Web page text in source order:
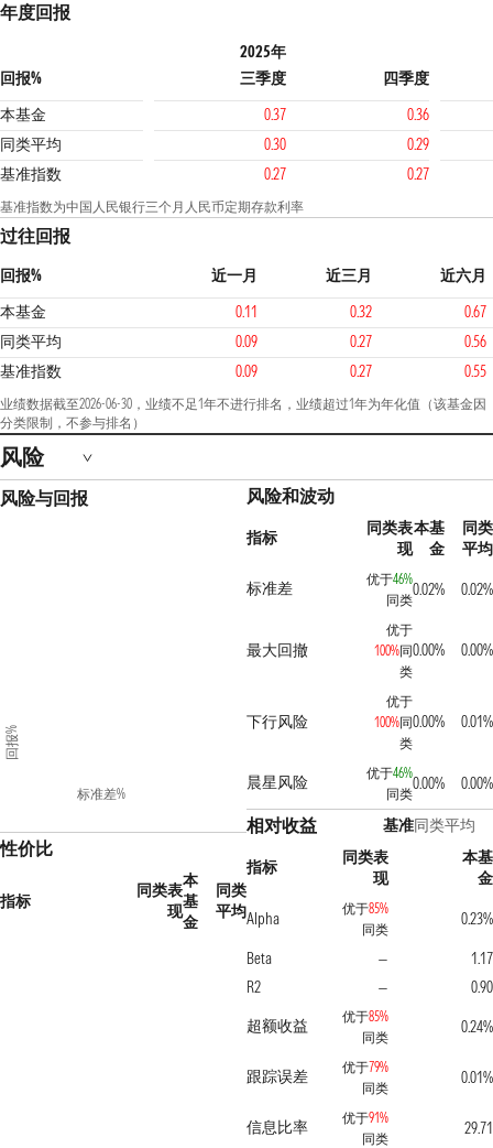
年度回报
回报%
2025年
三季度
四季度
本基金
0.37
0.36
同类平均
0.30
0.29
基准指数
0.27 0.27
基准指数为中国人民银行三个月人民币定期存款利率
过往回报
回报% 近一月 近三月
近六月
本基金
0.11 0.32
0.67
同类平均
0.09 0.27
0.56
基准指数
0.09 0.27 0.55
业绩数据截至2026-06-30，业绩不足1年不进行排名，业绩超过1年为年化值（该基金因
分类限制，不参与排名）
风险
风险与回报
标准差%
回报%
性价比
指标
同类表
现
本
基
金
同类
平均
风险和波动
指标
同类表
现
本基
金
同类
平均
标准差
优于46%
同类
0.02% 0.02%
最大回撤
优于
100%同
类
0.00% 0.00%
下行风险
优于
100%同
类
0.00% 0.01%
晨星风险 优于46%
同类
0.00% 0.00%
相对收益 基准同类平均
指标
同类表
现
本基
金
Alpha
优于85%
同类
0.23%
Beta
—
1.17
R2
—
0.90
超额收益
优于85%
同类
0.24%
跟踪误差 优于79%
同类
0.01%
信息比率 优于91%
同类
29.71